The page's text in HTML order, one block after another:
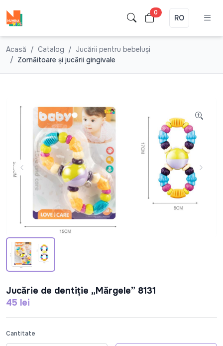
0
RO
Acasă Catalog
Jucării pentru bebeluşi
Zornăitoare şi jucării gingivale
Jucărie de dentiție „Mărgele” 8131
45 lei
Cantitate